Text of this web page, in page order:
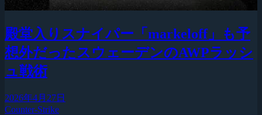
殿堂入りスナイパー「markeloff」も予
想外だったスウェーデンのAWPラッシ
ュ戦術
2026年4月27日
Counter-Strike